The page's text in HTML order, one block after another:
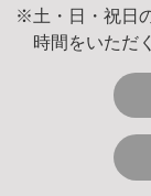
※土・日・祝日
時間をいただ